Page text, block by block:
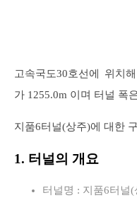
고속국도30호선에 위치
가 1255.0m 이며 터널 폭
지품6터널(상주)에 대한
1. 터널의 개요
터널명 : 지품6터널(